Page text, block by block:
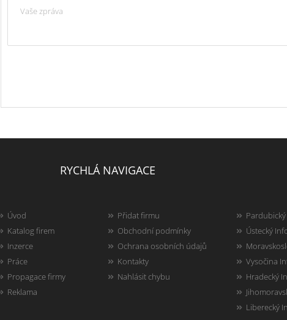
RYCHLÁ NAVIGACE
Úvod
Katalog firem
Inzerce
Práce
Propagace firmy
Reklama
Přidat firmu
Obchodní podmínky
Ochrana osobních údajů
Kontakty
Nahlásit chybu
Ústecký
Vysočina
Hradecký
Liberecký